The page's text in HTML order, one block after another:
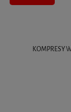
KOMPRESY